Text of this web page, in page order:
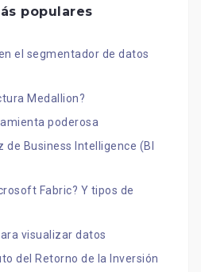
populares
el segmentador de datos
Medallion?
poderosa
de Business Intelligence (BI
Fabric? Y tipos de
visualizar datos
del Retorno de la Inversión